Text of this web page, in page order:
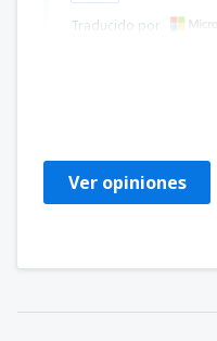
Traducido por
Ver opiniones